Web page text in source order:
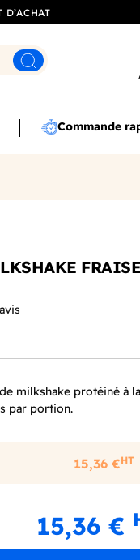
Rechercher
Commande
avis
milkshake protéiné à
par portion.
15,36 €HT
15,36 €